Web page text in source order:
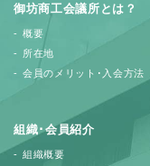
御坊商工会議所とは？
概要
所在地
会員のメリット･入会方法
組織･会員紹介
組織概要